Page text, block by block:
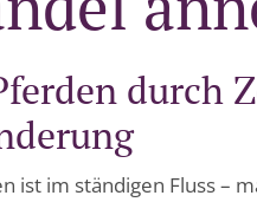
durch
ist im ständigen Fluss –